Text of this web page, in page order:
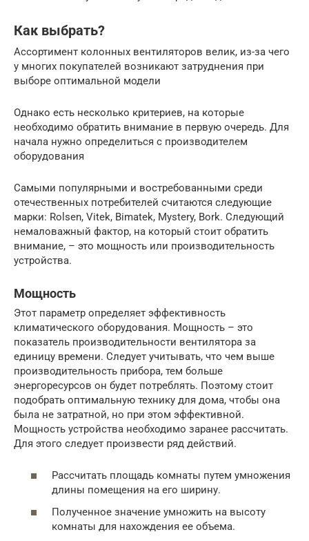
Как выбрать?
Ассортимент колонных вентиляторов велик, из-за чего
у многих покупателей возникают затруднения при
выборе оптимальной модели
Однако есть несколько критериев, на которые
необходимо обратить внимание в первую очередь. Для
начала нужно определиться с производителем
оборудования
Самыми популярными и востребованными среди
отечественных потребителей считаются следующие
марки: Rolsen, Vitek, Bimatek, Mystery, Bork. Следующий
немаловажный фактор, на который стоит обратить
внимание, – это мощность или производительность
устройства.
Мощность
Этот параметр определяет эффективность
климатического оборудования. Мощность – это
показатель производительности вентилятора за
единицу времени. Следует учитывать, что чем выше
производительность прибора, тем больше
энергоресурсов он будет потреблять. Поэтому стоит
подобрать оптимальную технику для дома, чтобы она
была не затратной, но при этом эффективной.
Мощность устройства необходимо заранее рассчитать.
Для этого следует произвести ряд действий.
Рассчитать площадь комнаты путем умножения
длины помещения на его ширину.
Полученное значение умножить на высоту
комнаты для нахождения ее объема.